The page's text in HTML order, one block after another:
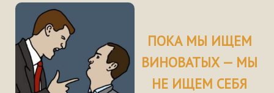
ПОКА МЫ ИЩЕМ
ВИНОВАТЫХ — МЫ
НЕ ИЩЕМ СЕБЯ